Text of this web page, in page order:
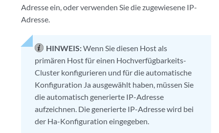
Adresse ein, oder verwenden Sie die zugewiesene IP-
Adresse.
HINWEIS:Wenn Sie diesen Host als
primären Host für einen Hochverfügbarkeits-
Cluster konfigurieren und für die automatische
Konfiguration Ja ausgewählt haben, müssen Sie
die automatisch generierte IP-Adresse
aufzeichnen. Die generierte IP-Adresse wird bei
der Ha-Konfiguration eingegeben.